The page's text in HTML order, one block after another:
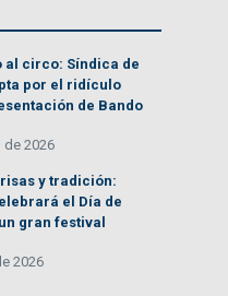
al circo: Síndica de
por el ridículo
de Bando
de 2026
y tradición:
el Día de
gran festival
2026